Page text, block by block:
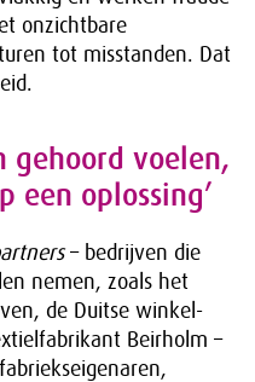
onzichtbare
tot misstanden. Dat
gehoord voelen,
een oplossing’
– bedrijven die
nemen, zoals het
de Duitse winkel-
Beirholm –